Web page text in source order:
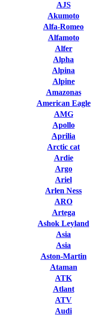
AJS
Akumoto
Alfa-Romeo
Alfamoto
Alfer
Alpha
Alpina
Alpine
Amazonas
American Eagle
AMG
Apollo
Aprilia
Arctic cat
Ardie
Argo
Ariel
Arlen Ness
ARO
Artega
Ashok Leyland
Asia
Asia
Aston-Martin
Ataman
ATK
Atlant
ATV
Audi